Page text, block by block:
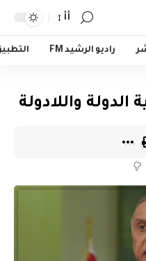
أأ
راديو الرشيد FM
واللادولة